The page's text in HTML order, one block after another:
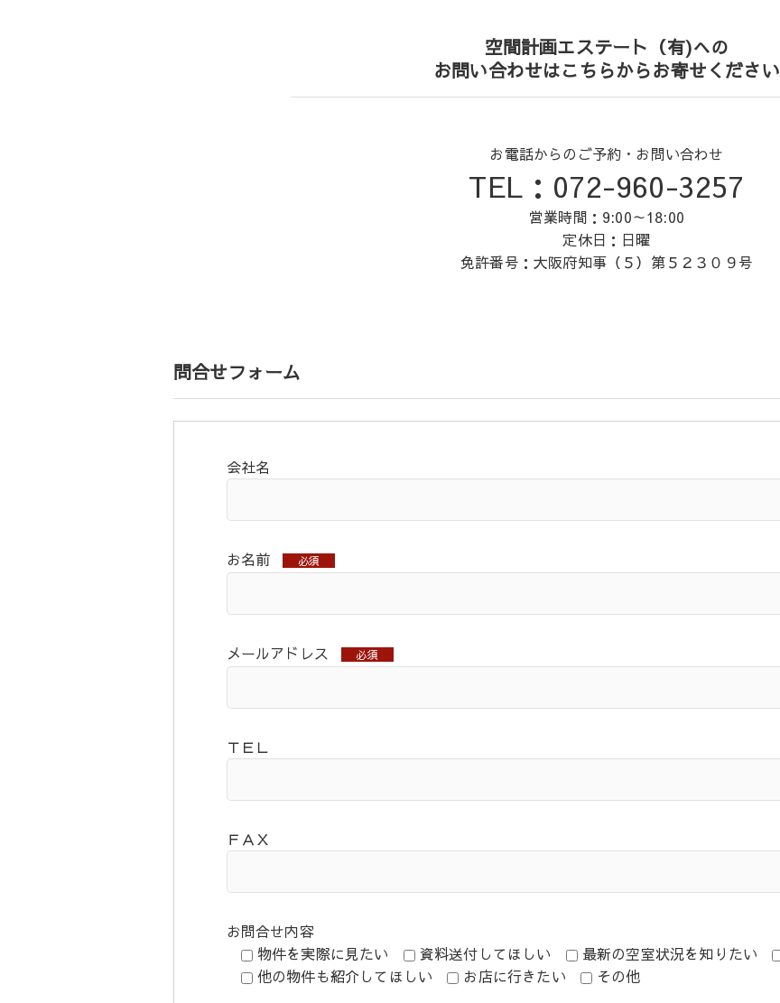
空間計画エステート（有)への
お問い合わせはこちらからお寄せください
お電話からのご予約・お問い合わせ
TEL：072-960-3257
営業時間：9:00～18:00
定休日：日曜
免許番号：大阪府知事（５）第５２３０９号
問合せフォーム
会社名
お名前 必須
メールアドレス 必須
ＴＥＬ
ＦＡＸ
お問合せ内容
物件を実際に見たい
資料送付してほしい 最新の空室状況を知りたい
他の物件も紹介してほしい
お店に行きたい その他